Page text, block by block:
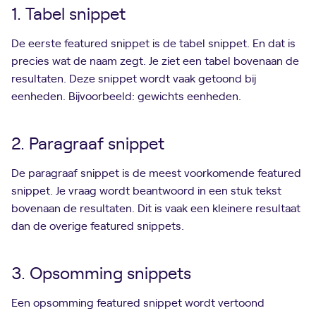
1. Tabel snippet
De eerste featured snippet is de tabel snippet. En dat is
precies wat de naam zegt. Je ziet een tabel bovenaan de
resultaten. Deze snippet wordt vaak getoond bij
eenheden. Bijvoorbeeld: gewichts eenheden.
2. Paragraaf snippet
De paragraaf snippet is de meest voorkomende featured
snippet. Je vraag wordt beantwoord in een stuk tekst
bovenaan de resultaten. Dit is vaak een kleinere resultaat
dan de overige featured snippets.
3. Opsomming snippets
Een opsomming featured snippet wordt vertoond